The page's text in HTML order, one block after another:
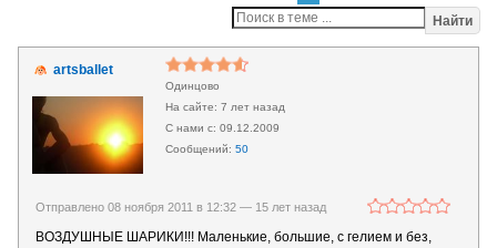
Найти
artsballet
Одинцово
7 лет назад
09.12.2009
50
Отправлено 08 ноября 2011 в 12:32 — 15 лет назад
ВОЗДУШНЫЕ ШАРИКИ!!! Маленькие, большие, с гелием и без,